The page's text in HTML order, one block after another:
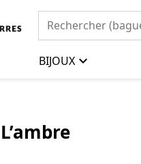
BIJOUX
L’ambre